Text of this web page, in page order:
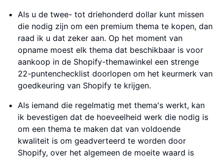
Als u de twee- tot driehonderd dollar kunt missen
die nodig zijn om een premium thema te kopen, dan
raad ik u dat zeker aan. Op het moment van
opname moest elk thema dat beschikbaar is voor
aankoop in de Shopify-themawinkel een strenge
22-puntenchecklist doorlopen om het keurmerk van
goedkeuring van Shopify te krijgen.
Als iemand die regelmatig met thema's werkt, kan
ik bevestigen dat de hoeveelheid werk die nodig is
om een thema te maken dat van voldoende
kwaliteit is om geadverteerd te worden door
Shopify, over het algemeen de moeite waard is